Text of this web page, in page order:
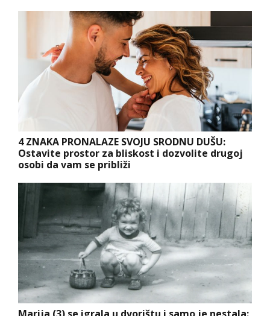
4 ZNAKA PRONALAZE SVOJU SRODNU DUŠU:
Ostavite prostor za bliskost i dozvolite drugoj
osobi da vam se približi